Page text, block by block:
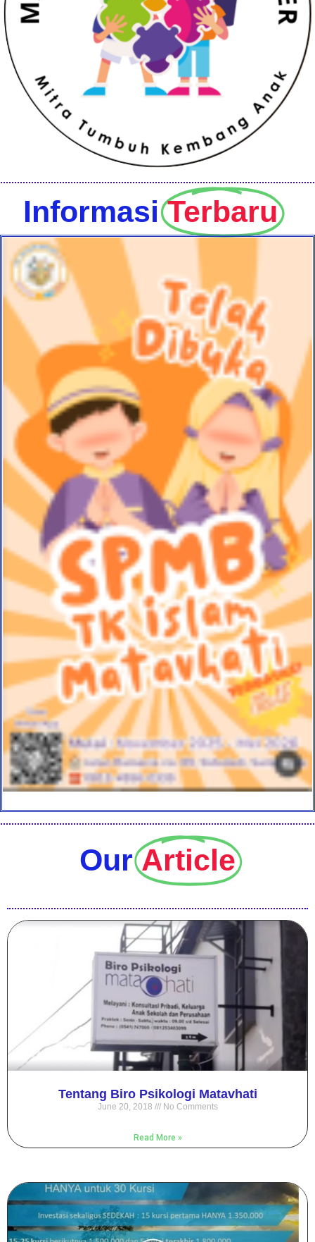
Informasi Terbaru
OurArticle
Tentang Biro Psikologi Matavhati
June 20, 2018 No Comments
Read More »